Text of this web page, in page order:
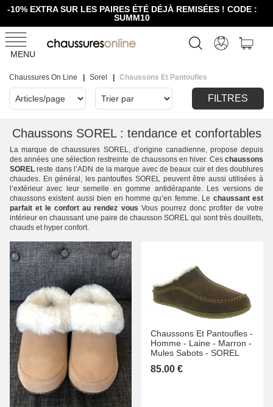
-10% EXTRA SUR LES PAIRES ÉTÉ DÉJÀ REMISÉES ! CODE :
SUMM10
MENU
Chaussures On Line Sorel Chaussons Et Pantoufles
FILTRES
Chaussons SOREL : tendance et confortables
La marque de chaussures SOREL, d’origine canadienne, propose depuis
des années une sélection restreinte de chaussons en hiver. Ces chaussons
SOREL reste dans l’ADN de la marque avec de beaux cuir et des doublures
chaudes. En général, les pantoufles SOREL peuvent être aussi utilisées à
l’extérieur avec leur semelle en gomme antidérapante. Les versions de
chaussons existent aussi bien en homme qu’en femme. Le chaussant est
parfait et le confort au rendez vous Vous pourrez donc profiter de votre
intérieur en chaussant une paire de chausson SOREL qui sont très douillets,
chauds et hyper confort.
Chaussons Et Pantoufles -
Homme - Laine - Marron -
Mules Sabots - SOREL
85.00 €